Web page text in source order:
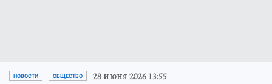
НОВОСТИ ОБЩЕСТВО 28 июня 2026 13:55